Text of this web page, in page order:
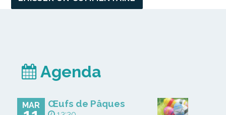
Agenda
MAR Œufs de Pâques